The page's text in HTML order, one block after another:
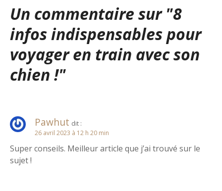
g
a
t
i
n
d
e
Un commentaire sur "8
infos indispensables pour
voyager en train avec son
chien !"
Pawhut dit :
26 avril 2023 à 12 h 20 min
Super conseils. Meilleur article que j’ai trouvé sur le
sujet !